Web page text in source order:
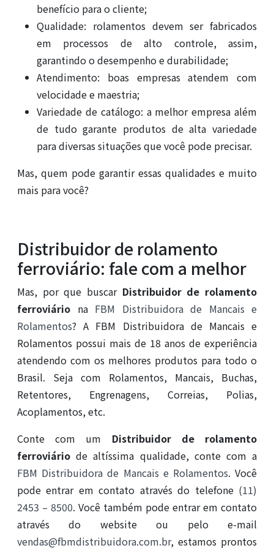
benefício para o cliente;
Qualidade: rolamentos devem ser fabricados
em processos de alto controle, assim,
garantindo o desempenho e durabilidade;
Atendimento: boas empresas atendem com
velocidade e maestria;
Variedade de catálogo: a melhor empresa além
de tudo garante produtos de alta variedade
para diversas situações que você pode precisar.
Mas, quem pode garantir essas qualidades e muito
mais para você?
Distribuidor de rolamento
ferroviário: fale com a melhor
Mas, por que buscar Distribuidor de rolamento
ferroviário na FBM Distribuidora de Mancais e
Rolamentos? A FBM Distribuidora de Mancais e
Rolamentos possui mais de 18 anos de experiência
atendendo com os melhores produtos para todo o
Brasil. Seja com Rolamentos, Mancais, Buchas,
Retentores, Engrenagens, Correias, Polias,
Acoplamentos, etc.
Conte com um Distribuidor de rolamento
ferroviário de altíssima qualidade, conte com a
FBM Distribuidora de Mancais e Rolamentos. Você
pode entrar em contato através do telefone (11)
2453 – 8500. Você também pode entrar em contato
através do website ou pelo e-mail
vendas@fbmdistribuidora.com.br, estamos prontos